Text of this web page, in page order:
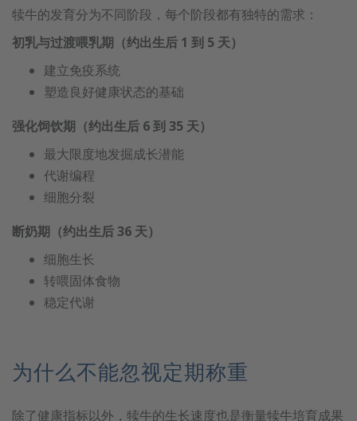
犊牛的发育分为不同阶段，每个阶段都有独特的需求：
初乳与过渡喂乳期（约出生后 1 到 5 天）
建立免疫系统
塑造良好健康状态的基础
强化饲饮期（约出生后 6 到 35 天）
最大限度地发掘成长潜能
代谢编程
细胞分裂
断奶期（约出生后 36 天）
细胞生长
转喂固体食物
稳定代谢
为什么不能忽视定期称重
除了健康指标以外，犊牛的生长速度也是衡量犊牛培育成果